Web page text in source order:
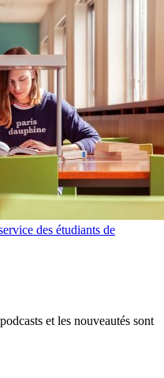
des étudiants de
et les nouveautés sont